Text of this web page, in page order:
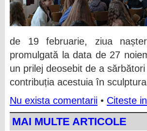
de 19 februarie, ziua
promulgată la data de 27
un prilej deosebit de a
contribuția acestuia în
Nu exista comentarii • Citeste
MAI MULTE ARTICOLE